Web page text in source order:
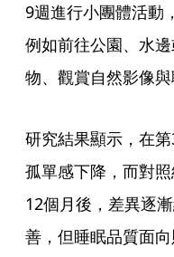
9週進行小團體活動
例如前往公園、水
物、觀賞自然影像與
研究結果顯示，在
孤單感下降，而對
12個月後，差異逐
善，但睡眠品質面